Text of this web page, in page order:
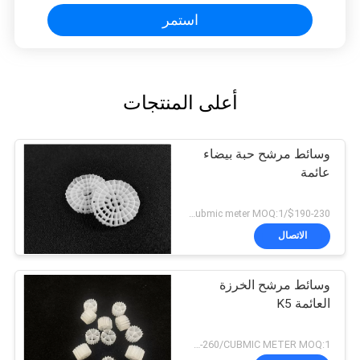
استمر
أعلى المنتجات
وسائط مرشح حبة بيضاء
عائمة
$190-230/Cubmic meter MOQ:1 متر مكعب
الاتصال
وسائط مرشح الخرزة
العائمة K5
USD150-260/CUBMIC METER MOQ:1 متر مكعب